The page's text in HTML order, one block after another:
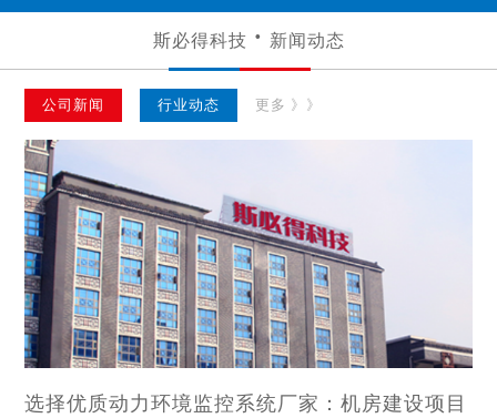
斯必得科技 新闻动态
公司新闻 行业动态 更多 》》
选择优质动力环境监控系统厂家：机房建设项目